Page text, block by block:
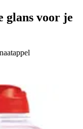
glans voor je